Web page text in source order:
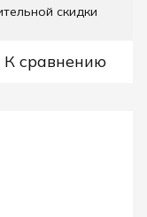
скидки
К сравнению